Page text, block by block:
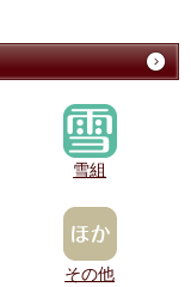
雪組
その他